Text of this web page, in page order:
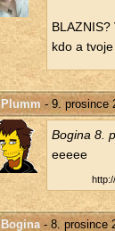
kdo a
Plumm - 9. prosince
Bo­gi­na 8.
eeeee
Bogina- 8. prosince